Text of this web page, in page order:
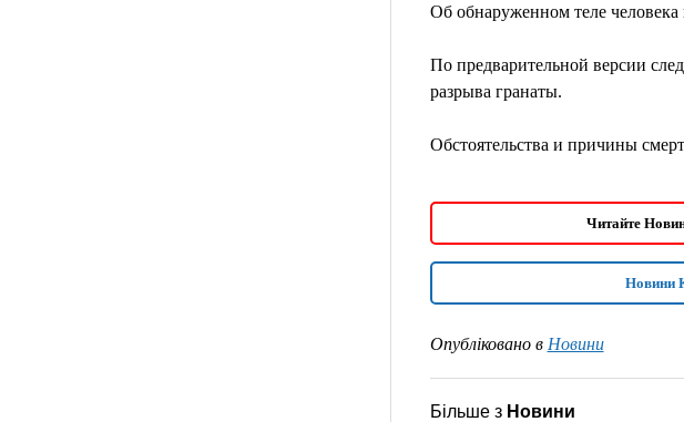
Об обнаруженном теле
По предварительной версии
разрыва гранаты.
Обстоятельства и причины
Читайте
Новини
Опубліковано в Новини
Більше з Новини